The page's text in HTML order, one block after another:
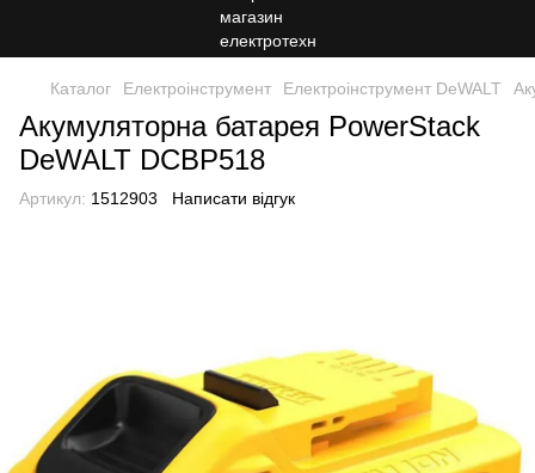
Каталог Електроінструмент Електроінструмент DeWALT
Акумуляторна батарея PowerStack
DeWALT DCBP518
Артикул: 1512903 Написати відгук